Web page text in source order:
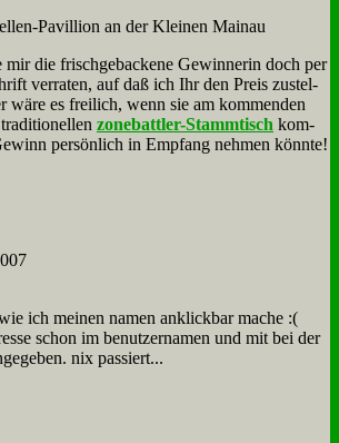
mir die frisch­ge­backe­ne Ge­win­ne­rin doch per
ver­ra­ten, auf daß ich Ihr den Preis zu­stel­
wä­re es frei­lich, wenn sie am kom­men­den
zone­batt­ler-Stamm­tisch kom­
per­sön­lich in Emp­fang neh­men könn­te!
ich mei­nen na­men an­klick­bar ma­che :(
schon im be­nut­zer­na­men und mit bei der
nix pas­siert...